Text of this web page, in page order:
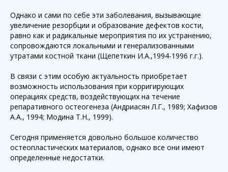
Однако и сами по себе эти заболевания, вызывающие
увеличение резорбции и образование дефектов кости,
равно как и радикальные мероприятия по их устранению,
сопровождаются локальными и генерализованными
утратами костной ткани (Щепеткин И.А.,1994-1996 г.г.).
В связи с этим особую актуальность приобретает
возможность использования при корригирующих
операциях средств, воздействующих на течение
репаративного остеогенеза (Андриасян Л.Г., 1989; Хафизов
А.А., 1994; Модина Т.Н., 1999).
Сегодня применяется довольно большое количество
остеопластических материалов, однако все они имеют
определенные недостатки.